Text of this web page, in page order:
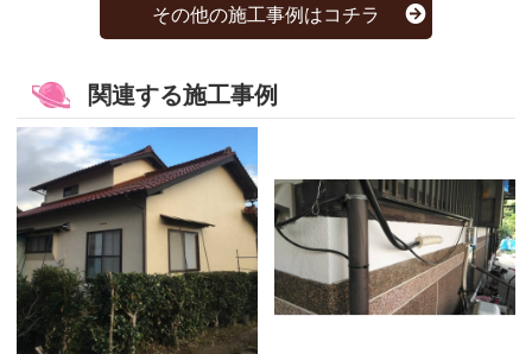
その他の施工事例はコチラ
関連する施工事例